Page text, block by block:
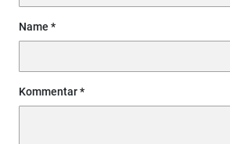
Name
Kommentar